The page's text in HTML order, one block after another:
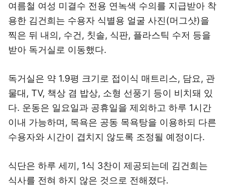
여름철 여성 미결수 전용 연녹색 수의를 지급받아 착
용한 김건희는 수용자 식별용 얼굴 사진(머그샷)을
찍은 뒤 내의, 수건, 칫솔, 식판, 플라스틱 수저 등을
받아 독거실로 이동했다.
독거실은 약 1.9평 크기로 접이식 매트리스, 담요, 관
물대, TV, 책상 겸 밥상, 소형 선풍기 등이 비치돼 있
다. 운동은 일요일과 공휴일을 제외하고 하루 1시간
이내 가능하며, 목욕은 공동 목욕탕을 이용하되 다른
수용자와 시간이 겹치지 않도록 조정될 예정이다.
식단은 하루 세끼, 1식 3찬이 제공되는데 김건희는
식사를 전혀 하지 않은 것으로 전해졌다.